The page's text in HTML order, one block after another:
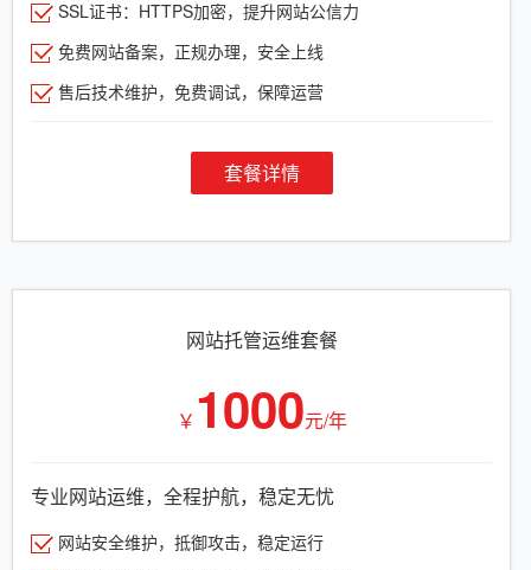
SSL证书：HTTPS加密，提升网站公信力
免费网站备案，正规办理，安全上线
售后技术维护，免费调试，保障运营
套餐详情
网站托管运维套餐
￥ 1000元/年
专业网站运维，全程护航，稳定无忧
网站安全维护，抵御攻击，稳定运行